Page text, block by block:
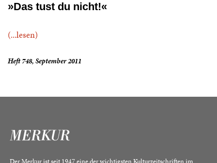
»Das tust du nicht!«
(...lesen)
Heft 748, September 2011